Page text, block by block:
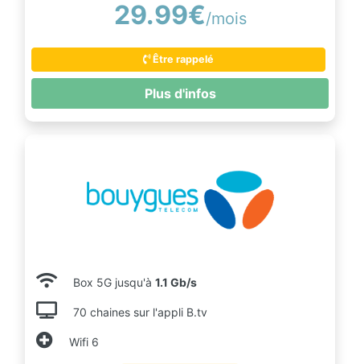
29.99€/mois
Être rappelé
Plus d'infos
Box 5G jusqu'à 1.1 Gb/s
70 chaines sur l'appli B.tv
Wifi 6